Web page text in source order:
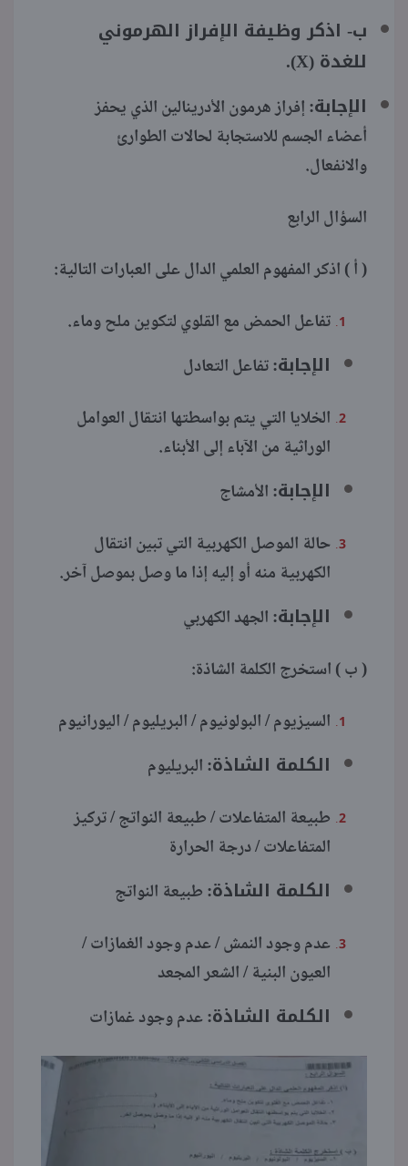
ب- اذكر وظيفة الإفراز الهرموني
للغدة (X).
الإجابة:إفراز هرمون الأدرينالين الذي يحفز
أعضاء الجسم للاستجابة لحالات الطوارئ
والانفعال.
السؤال الرابع
( أ ) اذكر المفهوم العلمي الدال على العبارات التالية:
تفاعل الحمض مع القلوي لتكوين ملح وماء.
الإجابة:تفاعل التعادل
الخلايا التي يتم بواسطتها انتقال العوامل
الوراثية من الآباء إلى الأبناء.
الإجابة:الأمشاج
حالة الموصل الكهربية التي تبين انتقال
الكهربية منه أو إليه إذا ما وصل بموصل آخر.
الإجابة:الجهد الكهربي
( ب ) استخرج الكلمة الشاذة:
السيزيوم / البولونيوم / البريليوم / اليورانيوم
الكلمة الشاذة:البريليوم
طبيعة المتفاعلات / طبيعة النواتج / تركيز
المتفاعلات / درجة الحرارة
الكلمة الشاذة:طبيعة النواتج
عدم وجود النمش / عدم وجود الغمازات /
العيون البنية / الشعر المجعد
الكلمة الشاذة:عدم وجود غمازات